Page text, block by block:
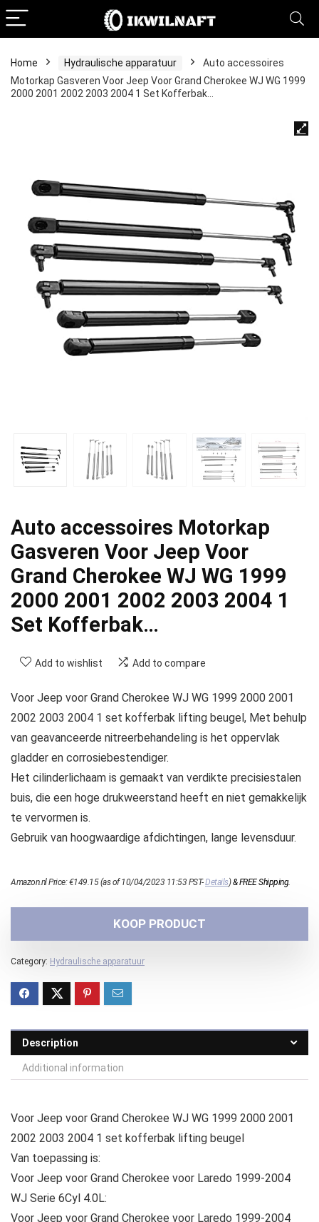
Home Hydraulische apparatuur
Auto accessoires
Motorkap Gasveren Voor Jeep Voor Grand Cherokee WJ WG 1999
2000 2001 2002 2003 2004 1 Set Kofferbak…
Auto accessoires Motorkap
Gasveren Voor Jeep Voor
Grand Cherokee WJ WG 1999
2000 2001 2002 2003 2004 1
Set Kofferbak…
Add to wishlist Add to compare
Voor Jeep voor Grand Cherokee WJ WG 1999 2000 2001
2002 2003 2004 1 set kofferbak lifting beugel, Met behulp
van geavanceerde nitreerbehandeling is het oppervlak
gladder en corrosiebestendiger.
Het cilinderlichaam is gemaakt van verdikte precisiestalen
buis, die een hoge drukweerstand heeft en niet gemakkelijk
te vervormen is.
Gebruik van hoogwaardige afdichtingen, lange levensduur.
Amazon.nl Price:€149.15(as of 10/04/2023 11:53 PST-Details)&FREE Shipping.
KOOP PRODUCT
Category: Hydraulische apparatuur
Description
Additional information
Voor Jeep voor Grand Cherokee WJ WG 1999 2000 2001
2002 2003 2004 1 set kofferbak lifting beugel
Van toepassing is:
Voor Jeep voor Grand Cherokee voor Laredo 1999-2004
WJ Serie 6Cyl 4.0L:
Voor Jeep voor Grand Cherokee voor Laredo 1999-2004